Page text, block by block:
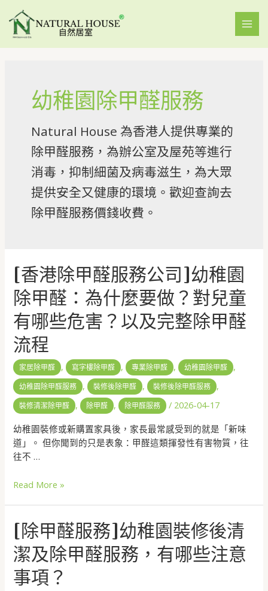
幼稚園除甲醛服務
Natural House 為香港人提供專業的
除甲醛服務，為辦公室及屋苑等進行
消毒，抑制細菌及病毒滋生，為大眾
提供安全又健康的環境。歡迎查詢去
除甲醛服務價錢收費。
[香港除甲醛服務公司]幼稚園
除甲醛：為什麼要做？對兒童
有哪些危害？以及完整除甲醛
流程
家居除甲醛 , 寫字樓除甲醛 , 專業除甲醛 , 幼稚園除甲醛 ,
幼稚園除甲醛服務 , 裝修後除甲醛 , 裝修後除甲醛服務 ,
裝修清潔除甲醛 , 除甲醛 , 除甲醛服務 / 2026-04-17
幼稚園裝修或新購置家具後，家長最常感受到的就是「新味
道」。 但你聞到的只是表象：甲醛這類揮發性有害物質，往
往不 …
Read More »
[除甲醛服務]幼稚園裝修後清
潔及除甲醛服務，有哪些注意
事項？